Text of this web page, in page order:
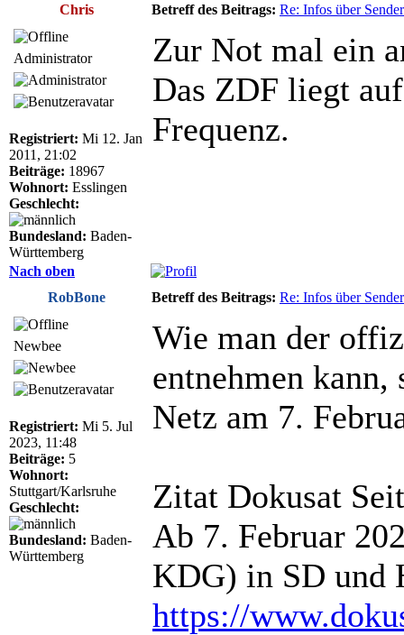
Chris
Betreff des Beitrags: Re: Infos über
Administrator
Registriert: Mi 12. Jan
2011, 21:02
Beiträge: 18967
Wohnort: Esslingen
Geschlecht:
Bundesland: Baden-
Württemberg
Zur Not mal ein
Das ZDF liegt
Frequenz.
Nach oben
RobBone
Betreff des Beitrags: Re: Infos über
Newbee
Registriert: Mi 5. Jul
2023, 11:48
Beiträge: 5
Wohnort:
Stuttgart/Karlsruhe
Geschlecht:
Bundesland: Baden-
Württemberg
Wie man der
entnehmen
Netz am 7.
Zitat Dokusat
Ab 7. Februar
KDG) in SD und
https://